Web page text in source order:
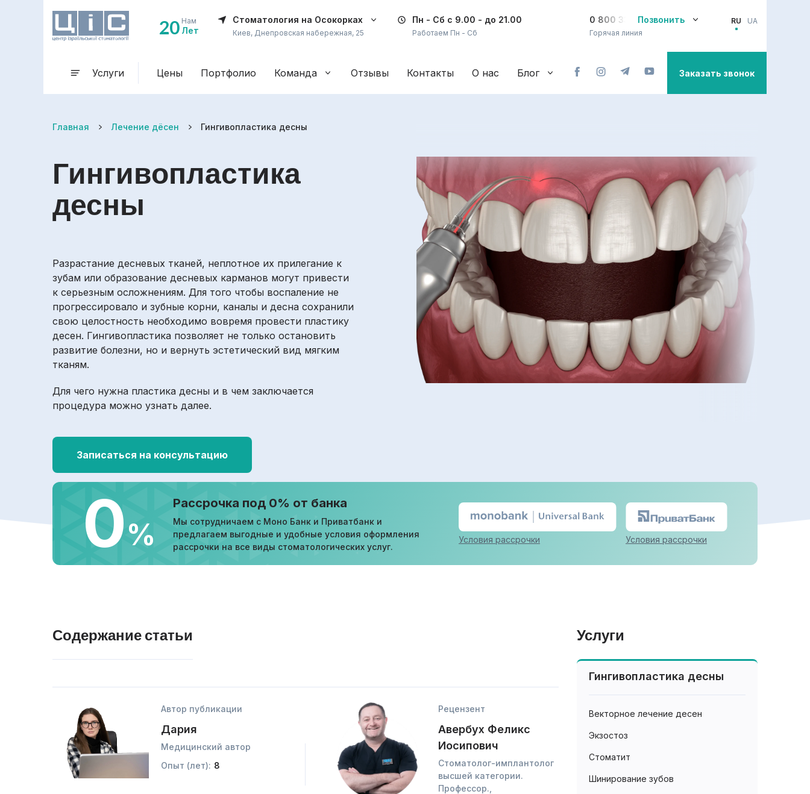
20 Нам
Лет
Стоматология на Осокорках
Киев, Днепровская набережная, 25
Пн - Сб с 9.00 - до 21.00
Работаем Пн - Сб
0 800 33-08-12Позвонить
Горячая линия
Услуги
RU UA
Цены Портфолио Команда Отзывы Контакты О нас Блог Заказать звонок
Главная Лечение дёсен Гингивопластика десны
Гингивопластика
десны
Разрастание десневых тканей, неплотное их прилегание к
зубам или образование десневых карманов могут привести
к серьезным осложнениям. Для того чтобы воспаление не
прогрессировало и зубные корни, каналы и десна сохранили
свою целостность необходимо вовремя провести пластику
десен. Гингивопластика позволяет не только остановить
развитие болезни, но и вернуть эстетический вид мягким
тканям.
Для чего нужна пластика десны и в чем заключается
процедура можно узнать далее.
Записаться на консультацию
0%
Рассрочка под 0% от банка
Мы сотрудничаем с Моно Банк и Приватбанк и
предлагаем выгодные и удобные условия оформления
рассрочки на все виды стоматологических услуг.
Условия рассрочки Условия рассрочки
Содержание статьи
Автор публикации
Дария
Медицинский автор
Опыт (лет): 8
Рецензент
Авербух Феликс
Иосипович
Стоматолог-имплантолог
высшей категории.
Профессор.,
Услуги
Гингивопластика десны
Векторное лечение десен
Экзостоз
Стоматит
Шинирование зубов